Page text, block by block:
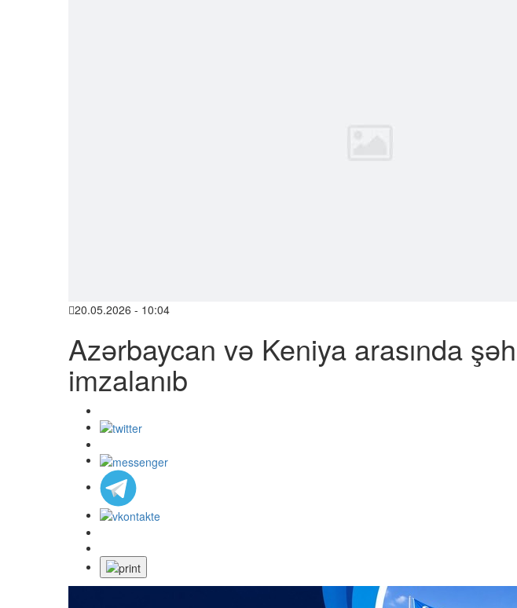
20.05.2026 - 10:04
Azərbaycan və Keniya arasında
imzalanıb